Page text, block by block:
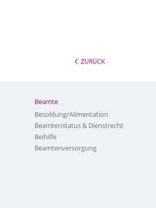
ZURÜCK
Beamte
Besoldung/Alimentation
Beamtenstatus & Dienstrecht
Beihilfe
Beamtenversorgung